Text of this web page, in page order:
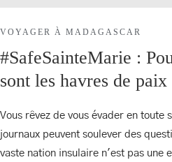
VOYAGER À MADAGASCAR
#SafeSainteMarie :
sont les havres de
Vous rêvez de vous évader en
journaux peuvent soulever des
vaste nation insulaire n'est pas une